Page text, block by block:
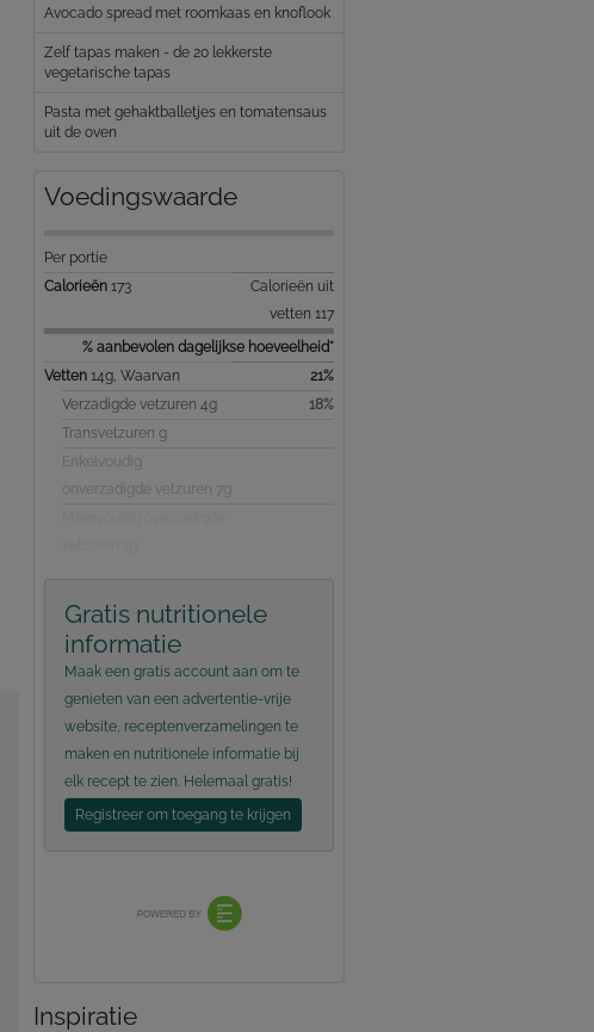
Avocado spread met roomkaas en knoflook
Zelf tapas maken - de 20 lekkerste
vegetarische tapas
Pasta met gehaktballetjes en tomatensaus
uit de oven
Voedingswaarde
Per portie
Calorieën 173
Calorieën uit
vetten 117
% aanbevolen dagelijkse hoeveelheid*
Vetten 14g, Waarvan
21%
Verzadigde vetzuren 4g
18%
Transvetzuren g
Enkelvoudig
onverzadigde vetzuren 7g
Gratis nutritionele
informatie
Maak een gratis account aan om te
genieten van een advertentie-vrije
website, receptenverzamelingen te
maken en nutritionele informatie bij
elk recept te zien. Helemaal gratis!
Registreer om toegang te krijgen
Inspiratie